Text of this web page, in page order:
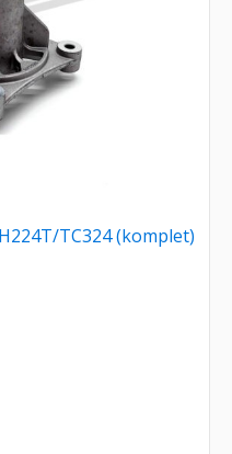
TC324 (komplet)